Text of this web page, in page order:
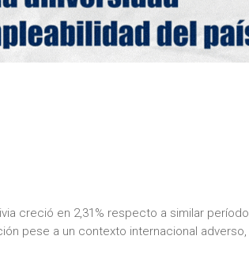
creció en 2,31% respecto a similar período
pese a un contexto internacional adverso,